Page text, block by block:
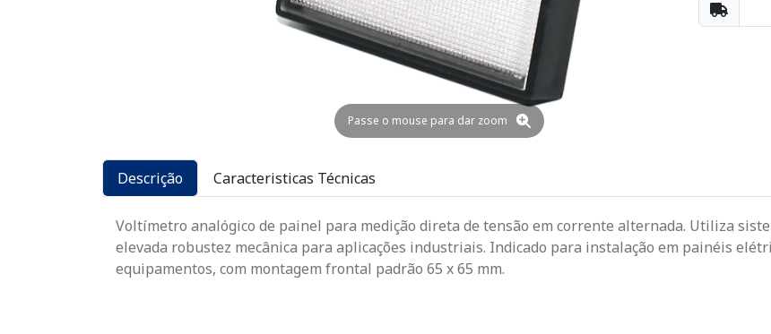
Passe o mouse para dar zoom
Descrição Caracteristicas Técnicas
Voltímetro analógico de painel para medição direta de tensão em corrente alternada. Utiliza
elevada robustez mecânica para aplicações industriais. Indicado para instalação em painéis
equipamentos, com montagem frontal padrão 65 x 65 mm.